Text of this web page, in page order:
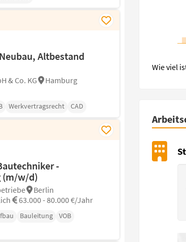
Altbestand
& Co. KG
Hamburg
Werkvertragsrecht CAD
-
(m/w/d)
Berlin
63.000 - 80.000 €/Jahr
Bauleitung
VOB
Wie viel